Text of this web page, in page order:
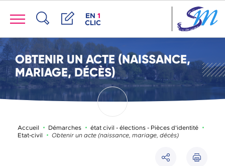
Menu ACCÈS DE LA FENÊTRE DES
EN 1
CLIC
OBTENIR UN ACTE (NAISSANCE,
MARIAGE, DÉCÈS)
Accueil Démarches
état civil - élections - Pièces d'identité
Etat-civil
Page active :
Obtenir un acte (naissance, mariage, décès)
Partager
Imprimer
Panneau de gestion des cookies